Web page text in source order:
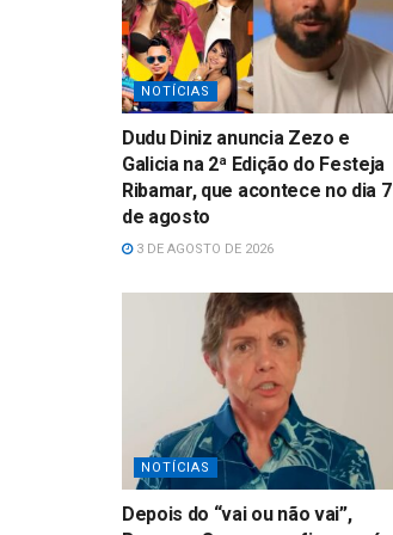
NOTÍCIAS
Dudu Diniz anuncia Zezo e
Galicia na 2ª Edição do Festeja
Ribamar, que acontece no dia 7
de agosto
3 DE AGOSTO DE 2026
NOTÍCIAS
Depois do “vai ou não vai”,